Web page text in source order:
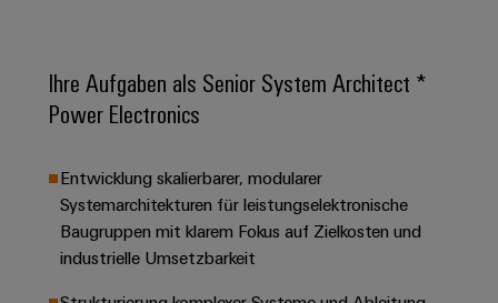
für
bewährte
Energieerzeugung
Lösungen
für
verschiedene
Segmente
der
Maschinen
Energiemanagement-
IIoT
&
Automation
Software
PV
Generatoranschlusskasten
Automatisierung
Daten
Reparatur
und
Ersatzteile
Unsere
Partner
and
Automation
Partner
Netzwerk
Veranstaltungen
Termine
Workshops
für
Schulklassen
Ihre Aufgaben als Senior System Architect *
Power Electronics
Entwicklung skalierbarer, modularer
Systemarchitekturen für leistungselektronische
Baugruppen mit klarem Fokus auf Zielkosten und
industrielle Umsetzbarkeit